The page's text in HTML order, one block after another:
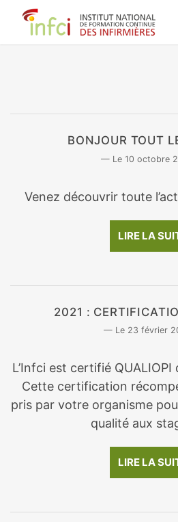
BONJOUR TOUT
10 octobre
Venez découvrir toute
LIRE LA
2021 :
23 février
L’Infci est certifié QUALIOPI
Cette certification
pris par votre organisme
qualité aux
LIRE LA